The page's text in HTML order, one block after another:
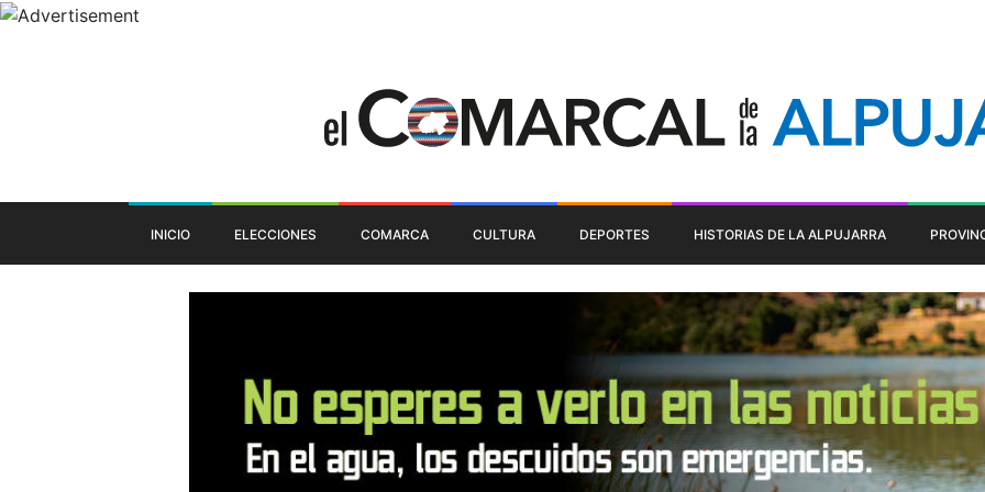
INICIO ELECCIONES COMARCA CULTURA DEPORTES HISTORIAS DE LA ALPUJARRA